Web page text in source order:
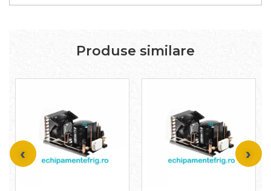
Produse similare